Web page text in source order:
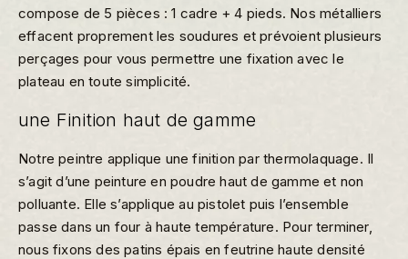
compose de 5 pièces : 1 cadre + 4 pieds. Nos métalliers
effacent proprement les soudures et prévoient plusieurs
perçages pour vous permettre une fixation avec le
plateau en toute simplicité.
une Finition haut de gamme
Notre peintre applique une finition par thermolaquage. Il
s’agit d’une peinture en poudre haut de gamme et non
polluante. Elle s’applique au pistolet puis l’ensemble
passe dans un four à haute température. Pour terminer,
nous fixons des patins épais en feutrine haute densité